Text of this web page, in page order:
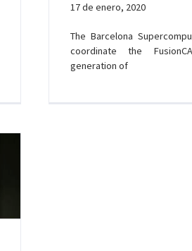
17 de enero, 2020
The Barcelona
coordinate the
generation of